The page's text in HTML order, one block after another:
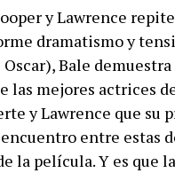
y Lawrence
dramatismo y
Bale demuestra
las mejores actrices
y Lawrence que su
entre estas
la película. Y es que